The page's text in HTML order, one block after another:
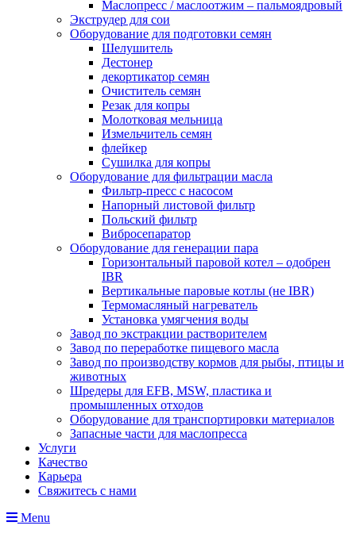
Маслопресс / маслоотжим – пальмоядровый
Экструдер для сои
Оборудование для подготовки семян
Шелушитель
Дестонер
декортикатор семян
Очиститель семян
Резак для копры
Молотковая мельница
Измельчитель семян
флейкер
Сушилка для копры
Оборудование для фильтрации масла
Фильтр-пресс с насосом
Напорный листовой фильтр
Польский фильтр
Вибросепаратор
Оборудование для генерации пара
Горизонтальный паровой котел – одобрен
IBR
Вертикальные паровые котлы (не IBR)
Термомасляный нагреватель
Установка умягчения воды
Завод по экстракции растворителем
Завод по переработке пищевого масла
Завод по производству кормов для рыбы, птицы и
животных
Шредеры для EFB, MSW, пластика и
промышленных отходов
Оборудование для транспортировки материалов
Запасные части для маслопресса
Услуги
Качество
Карьера
Свяжитесь с нами
Menu